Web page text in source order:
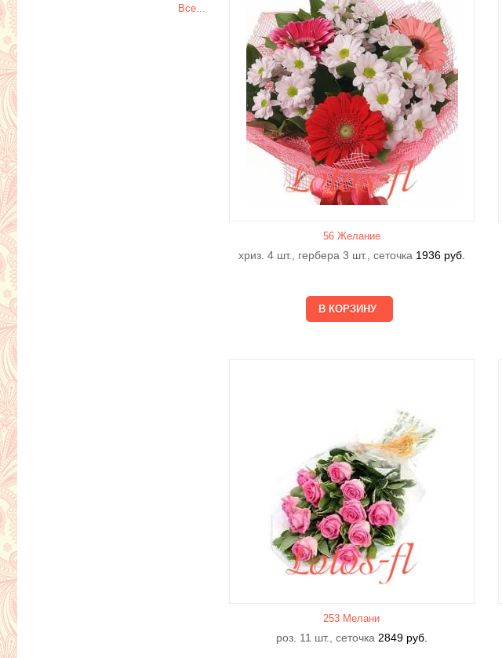
Все...
56 Желание
хриз. 4 шт., гербера 3 шт., сеточка 1936 руб.
253 Мелани
роз. 11 шт., сеточка 2849 руб.